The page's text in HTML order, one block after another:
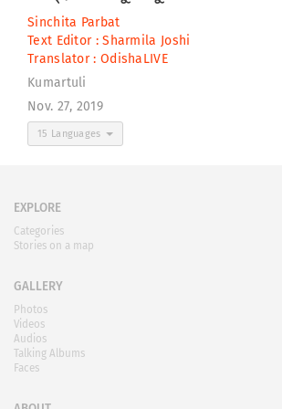
Sinchita Parbat
Text Editor :Sharmila Joshi
Translator : OdishaLIVE
Kumartuli
Nov. 27, 2019
15 Languages
EXPLORE
Categories
Stories on a map
GALLERY
Photos
Videos
Audios
Talking Albums
Faces